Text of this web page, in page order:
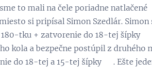
to mali na čele poriadne
si pripísal Simon Szedlár.
tku + zatvorenie do 18-tej šípky
kola a bezpečne postúpil z druhého
do 18-tej a 15-tej šípky 👏. Ešte